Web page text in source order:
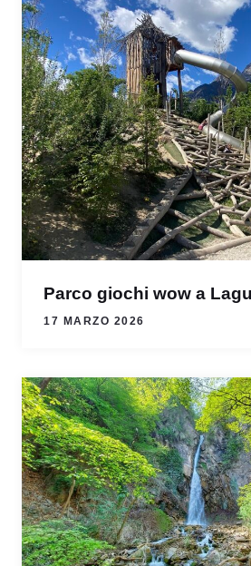
Parco giochi wow a
17 MARZO 2026